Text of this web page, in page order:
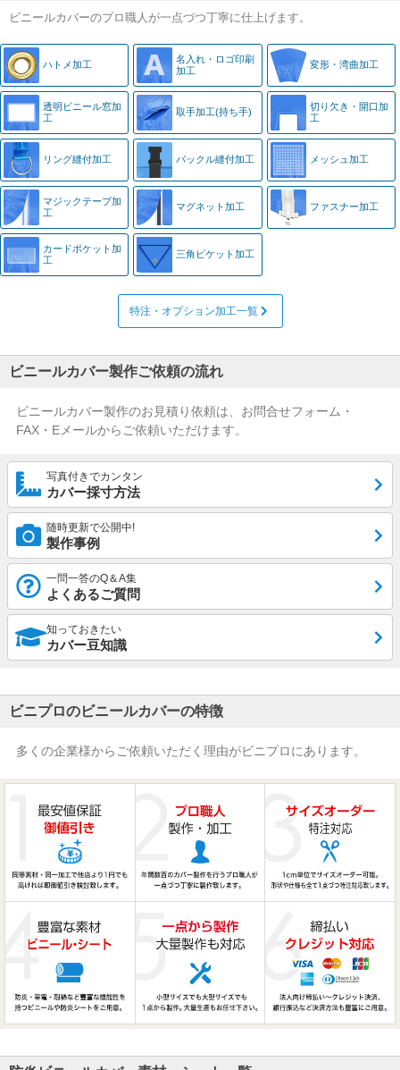
ビニールカバーのプロ職人が一点づつ丁寧に仕上げます。
ハトメ加工
名入れ・ ロゴ印刷
加工
変形・湾曲加工
透明ビニール窓加
工
取手加工(持ち手)
切り欠き・ 開口加
工
リング縫付加工 バックル縫付加工 メッシュ加工
マジックテープ加
工
マグネット加工 ファスナー加工
カードポケット加
工
三角ピケット加工
特注・オプション加工一覧
ビニールカバー製作ご依頼の流れ
ビニールカバー製作のお見積り依頼は、お問合せフォーム・
FAX・Eメールからご依頼いただけます。
写真付きでカンタン
カバー採寸方法
随時更新で公開中!
製作事例
一問一答のQ＆A集
よくあるご質問
知っておきたい
カバー豆知識
ビニプロのビニールカバーの特徴
多くの企業様からご依頼いただく理由がビニプロにあります。